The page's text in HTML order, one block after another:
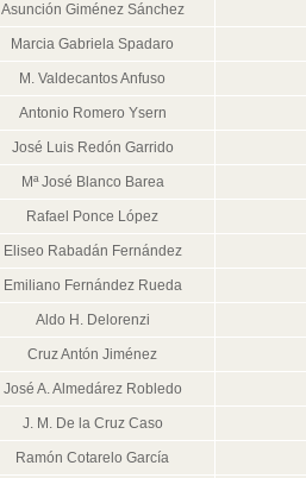
Asunción Giménez Sánchez
Marcia Gabriela Spadaro
M. Valdecantos Anfuso
Antonio Romero Ysern
José Luis Redón Garrido
Mª José Blanco Barea
Rafael Ponce López
Eliseo Rabadán Fernández
Emiliano Fernández Rueda
Aldo H. Delorenzi
Cruz Antón Jiménez
José A. Almedárez Robledo
J. M. De la Cruz Caso
Ramón Cotarelo García